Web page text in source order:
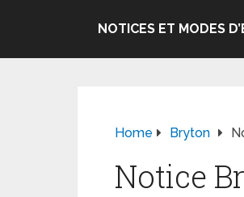
NOTICES ET MODES
Home Bryton
Notice